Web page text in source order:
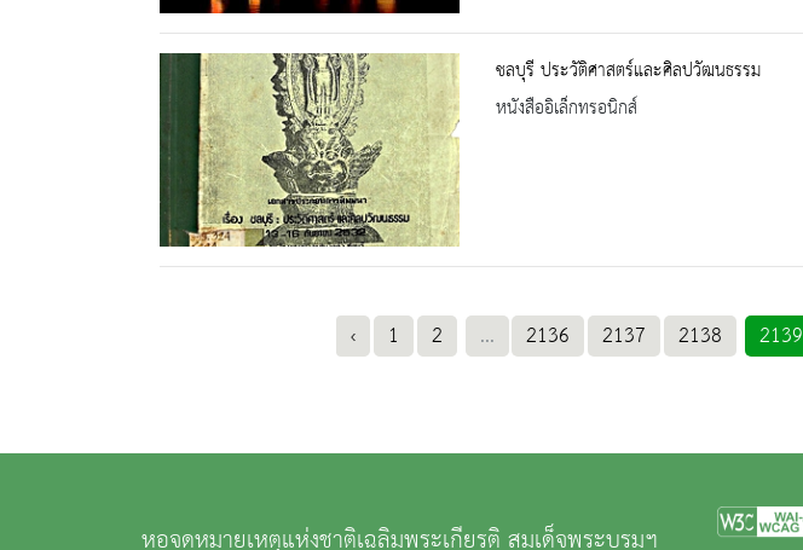
ชลบุรี ประวัติศาสตร์และศิลปวัฒนธรรม
หนังสืออิเล็กทรอนิกส์
‹ 1 2 ... 2136 2137 2138 2139